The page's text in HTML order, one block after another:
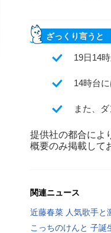
ざっくり言うと
19日14
14時台
また、
提供社の都合によ
概要のみ掲載して
関連ニュース
近藤春菜 人気歌手と
こっちのけんと 子誕